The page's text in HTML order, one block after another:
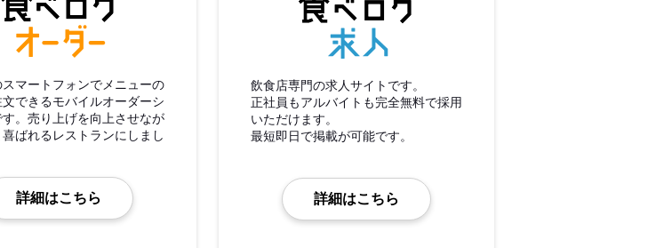
マートフォンでメニューの
できるモバイルオーダーシ
す。売り上げを向上させなが
ばれるレストランにしまし
詳細はこちら
飲食店専門の求人サイトです。
正社員もアルバイトも完全無料で採用
いただけます。
最短即日で掲載が可能です。
詳細はこちら